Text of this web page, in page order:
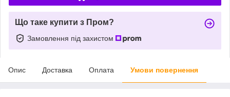
Що таке купити з Пром?
Замовлення під захистом
Опис Доставка Оплата Умови повернення